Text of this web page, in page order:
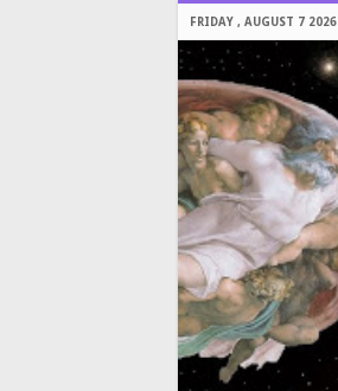
FRIDAY , AUGUST 7 2026